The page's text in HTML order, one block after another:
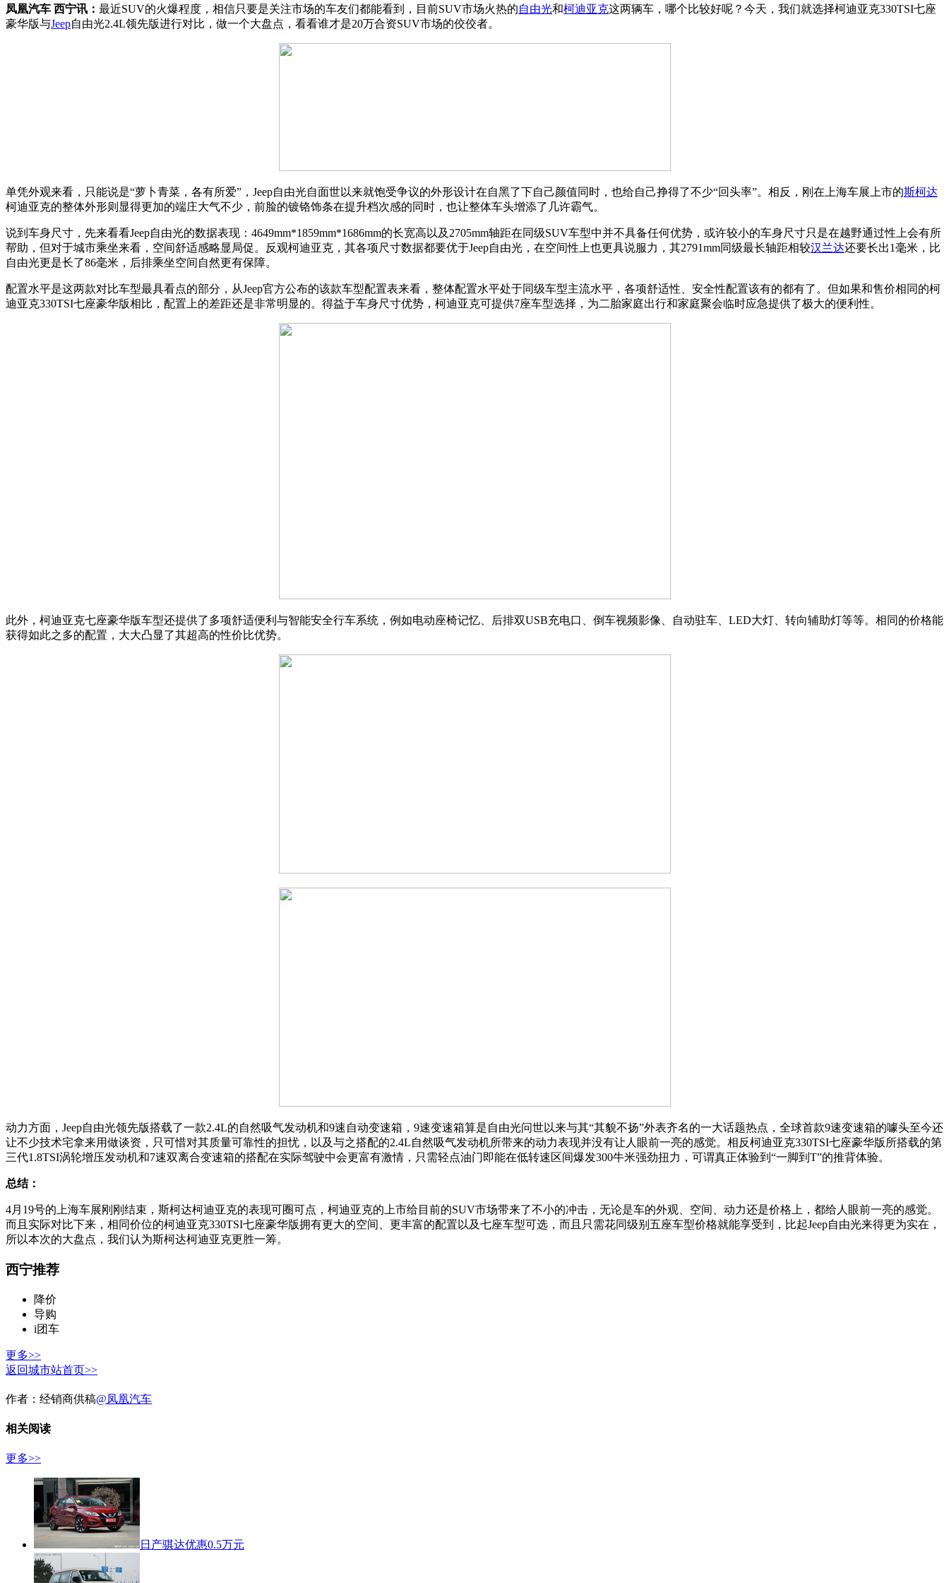
凤凰汽车 西宁讯： 最近SUV的火爆程度，相信只要是关注市场的车友们都能看到，目前SUV市场火热的自由光和柯迪亚克这两辆车，哪个比较好呢？今天，我们就选择柯迪亚克330TSI七座
豪华版与Jeep自由光2.4L领先版进行对比，做一个大盘点，看看谁才是20万合资SUV市场的佼佼者。
单凭外观来看，只能说是“萝卜青菜，各有所爱”，Jeep自由光自面世以来就饱受争议的外形设计在自黑了下自己颜值同时，也给自己挣得了不少“回头率”。相反，刚在上海车展上市的斯柯达
柯迪亚克的整体外形则显得更加的端庄大气不少，前脸的镀铬饰条在提升档次感的同时，也让整体车头增添了几许霸气。
说到车身尺寸，先来看看Jeep自由光的数据表现：4649mm*1859mm*1686mm的长宽高以及2705mm轴距在同级SUV车型中并不具备任何优势，或许较小的车身尺寸只是在越野通过性上会有所
帮助，但对于城市乘坐来看，空间舒适感略显局促。反观柯迪亚克，其各项尺寸数据都要优于Jeep自由光，在空间性上也更具说服力，其2791mm同级最长轴距相较汉兰达还要长出1毫米，比
自由光更是长了86毫米，后排乘坐空间自然更有保障。
配置水平是这两款对比车型最具看点的部分，从Jeep官方公布的该款车型配置表来看，整体配置水平处于同级车型主流水平，各项舒适性、安全性配置该有的都有了。但如果和售价相同的柯
迪亚克330TSI七座豪华版相比，配置上的差距还是非常明显的。得益于车身尺寸优势，柯迪亚克可提供7座车型选择，为二胎家庭出行和家庭聚会临时应急提供了极大的便利性。
此外，柯迪亚克七座豪华版车型还提供了多项舒适便利与智能安全行车系统，例如电动座椅记忆、后排双USB充电口、倒车视频影像、自动驻车、LED大灯、转向辅助灯等等。相同的价格能
获得如此之多的配置，大大凸显了其超高的性价比优势。
动力方面，Jeep自由光领先版搭载了一款2.4L的自然吸气发动机和9速自动变速箱，9速变速箱算是自由光问世以来与其“其貌不扬”外表齐名的一大话题热点，全球首款9速变速箱的噱头至今还
让不少技术宅拿来用做谈资，只可惜对其质量可靠性的担忧，以及与之搭配的2.4L自然吸气发动机所带来的动力表现并没有让人眼前一亮的感觉。相反柯迪亚克330TSI七座豪华版所搭载的第
三代1.8TSI涡轮增压发动机和7速双离合变速箱的搭配在实际驾驶中会更富有激情，只需轻点油门即能在低转速区间爆发300牛米强劲扭力，可谓真正体验到“一脚到T”的推背体验。
总结：
4月19号的上海车展刚刚结束，斯柯达柯迪亚克的表现可圈可点，柯迪亚克的上市给目前的SUV市场带来了不小的冲击，无论是车的外观、空间、动力还是价格上，都给人眼前一亮的感觉。
而且实际对比下来，相同价位的柯迪亚克330TSI七座豪华版拥有更大的空间、更丰富的配置以及七座车型可选，而且只需花同级别五座车型价格就能享受到，比起Jeep自由光来得更为实在，
所以本次的大盘点，我们认为斯柯达柯迪亚克更胜一筹。
西宁推荐
降价
导购
i团车
更多>>
返回城市站首页>>
作者： 经销商供稿@凤凰汽车
相关阅读
更多>>
日产骐达优惠0.5万元